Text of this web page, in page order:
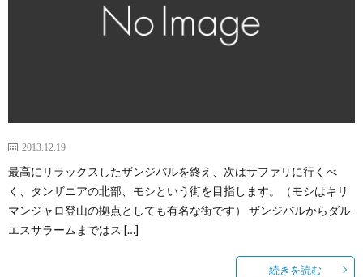
2013.12.19
最高にリラックスしたザンジバルを終え、次はサファリに行くべ
く、タンザニアの北部、モシという街を目指します。（モシはキリ
マンジャロ登山の拠点としても有名な街です） ザンジバルからダル
エスサラームまではス […]
続きを読む